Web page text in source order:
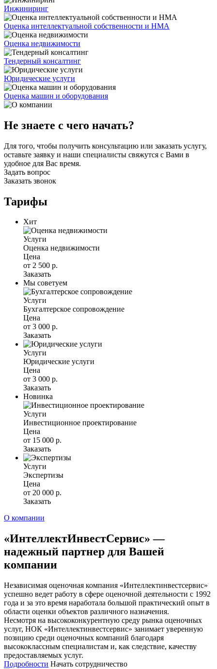
Инжиниринг
Оценка интеллектуальной собственности и НМА
Оценка недвижимости
Тендерный консалтинг
Юридические услуги
Оценка машин и оборудования
Не знаете с чего начать?
Для того, чтобы получить консультацию или заказать услугу,
оставьте заявку и наши специалисты свяжутся с Вами в
удобное для Вас время.
Задать вопрос
Заказать звонок
Тарифы
Хит
Услуги
Оценка недвижимости
Цена
от 2 500 р.
Заказать
Мы советуем
Услуги
Бухгалтерское сопровождение
Цена
от 3 000 р.
Заказать
Услуги
Юридические услуги
Цена
от 3 000 р.
Заказать
Новинка
Услуги
Инвестиционное проектирование
Цена
от 15 000 р.
Заказать
Услуги
Экспертизы
Цена
от 20 000 р.
Заказать
О компании
«ИнтеллектИнвестСервис» —
надежный партнер для Вашей
компании
Независимая оценочная компания «Интеллектинвестсервис»
успешно ведет работу в сфере оценочной деятельности с 1992
года и за это время наработала большой практический опыт в
области оценки объектов различного назначения.
Несмотря на высококонкурентную среду рынка оценочных
услуг, НОК «Интеллектинвестсервис» занимает уверенную
позицию среди оценочных компаний благодаря
высококлассным специалистам и, как следствие, качеству
предоставляемых услуг.
Подробности Начать сотрудничество